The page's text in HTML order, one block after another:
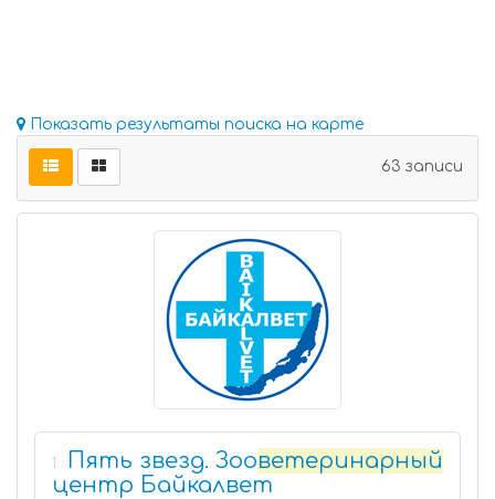
Показать результаты поиска на карте
63 записи
1 Пять звезд. Зооветеринарный
центр Байкалвет